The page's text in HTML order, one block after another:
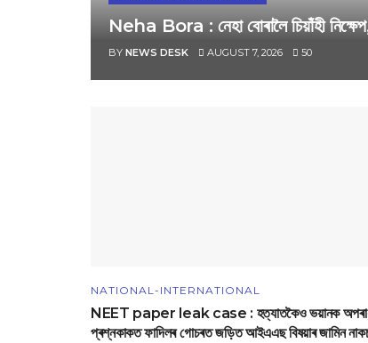
Neha Bora : নেহা বোৰালৈ চিয়াঁহী
BY NEWS DESK AUGUST 7, 2026 50
NATIONAL-INTERNATIONAL
NEET paper leak case : হত্যাতকৈও ভয়ানক
প্ৰশ্নকাকত ফাদিলৰ গোচৰত জড়িত আইএএছ বিষয়াৰ জামিন